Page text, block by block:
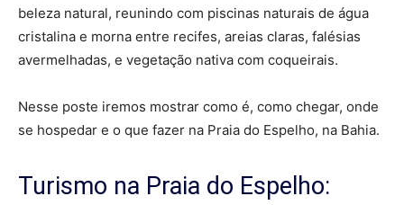
beleza natural, reunindo com piscinas naturais de água
cristalina e morna entre recifes, areias claras, falésias
avermelhadas, e vegetação nativa com coqueirais.
Nesse poste iremos mostrar como é, como chegar, onde
se hospedar e o que fazer na Praia do Espelho, na Bahia.
Turismo na Praia do Espelho: